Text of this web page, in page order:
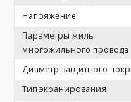
Напряжение
Параметры жилы
многожильного провода
Диаметр защитного
Тип экранирования